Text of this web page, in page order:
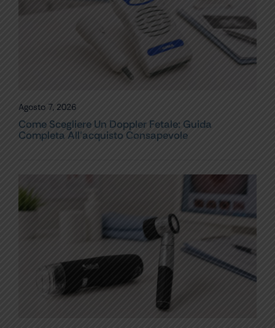
Agosto 7, 2026
Come Scegliere Un Doppler Fetale: Guida
Completa All’acquisto Consapevole